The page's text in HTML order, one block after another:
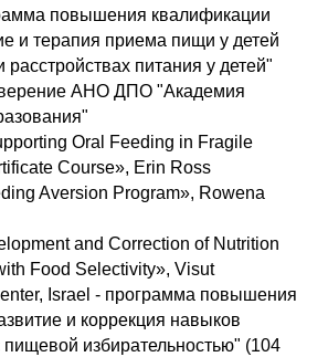
повышения квалификации
и терапия приема пищи у детей
питания у детей"
АНО ДПО "Академия
Oral Feeding in Fragile
Course», Erin Ross
Aversion Program», Rowena
and Correction of Nutrition
Food Selectivity», Visut
Israel - программа повышения
и коррекция навыков
пищевой избирательностью" (104